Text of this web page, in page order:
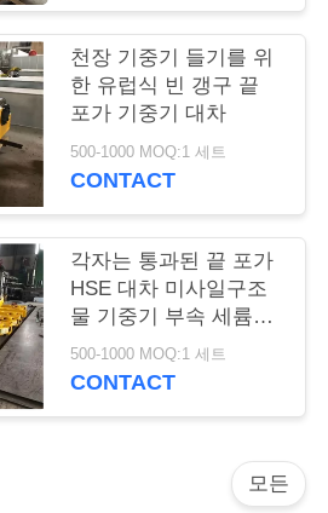
천장 기중기 들기를 위
한 유럽식 빈 갱구 끝
포가 기중기 대차
500-1000 MOQ:1 세트
CONTACT
각자는 통과된 끝 포가
HSE 대차 미사일구조
물 기중기 부속 세륨과
ISO를 디자인했습니다
500-1000 MOQ:1 세트
CONTACT
모든